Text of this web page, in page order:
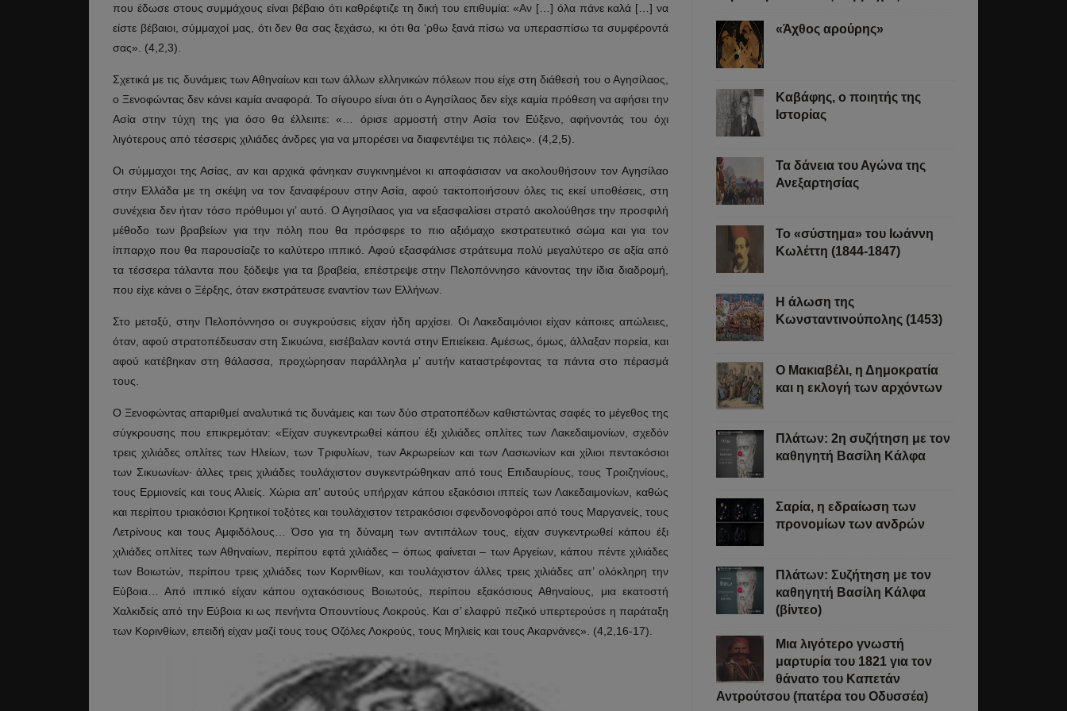
που έδωσε στους συμμάχους είναι βέβαιο ότι καθρέφτιζε τη δική του επιθυμία: «Αν […] όλα πάνε καλά […] να
είστε βέβαιοι, σύμμαχοί μας, ότι δεν θα σας ξεχάσω, κι ότι θα ‘ρθω ξανά πίσω να υπερασπίσω τα συμφέροντά
σας». (4,2,3).
Σχετικά με τις δυνάμεις των Αθηναίων και των άλλων ελληνικών πόλεων που είχε στη διάθεσή του ο Αγησίλαος,
ο Ξενοφώντας δεν κάνει καμία αναφορά. Το σίγουρο είναι ότι ο Αγησίλαος δεν είχε καμία πρόθεση να αφήσει την
Ασία στην τύχη της για όσο θα έλλειπε: «… όρισε αρμοστή στην Ασία τον Εύξενο, αφήνοντάς του όχι
λιγότερους από τέσσερις χιλιάδες άνδρες για να μπορέσει να διαφεντέψει τις πόλεις». (4,2,5).
Οι σύμμαχοι της Ασίας, αν και αρχικά φάνηκαν συγκινημένοι κι αποφάσισαν να ακολουθήσουν τον Αγησίλαο
στην Ελλάδα με τη σκέψη να τον ξαναφέρουν στην Ασία, αφού τακτοποιήσουν όλες τις εκεί υποθέσεις, στη
συνέχεια δεν ήταν τόσο πρόθυμοι γι’ αυτό. Ο Αγησίλαος για να εξασφαλίσει στρατό ακολούθησε την προσφιλή
μέθοδο των βραβείων για την πόλη που θα πρόσφερε το πιο αξιόμαχο εκστρατευτικό σώμα και για τον
ίππαρχο που θα παρουσίαζε το καλύτερο ιππικό. Αφού εξασφάλισε στράτευμα πολύ μεγαλύτερο σε αξία από
τα τέσσερα τάλαντα που ξόδεψε για τα βραβεία, επέστρεψε στην Πελοπόννησο κάνοντας την ίδια διαδρομή,
που είχε κάνει ο Ξέρξης, όταν εκστράτευσε εναντίον των Ελλήνων.
Στο μεταξύ, στην Πελοπόννησο οι συγκρούσεις είχαν ήδη αρχίσει. Οι Λακεδαιμόνιοι είχαν κάποιες απώλειες,
όταν, αφού στρατοπέδευσαν στη Σικυώνα, εισέβαλαν κοντά στην Επιείκεια. Αμέσως, όμως, άλλαξαν πορεία, και
αφού κατέβηκαν στη θάλασσα, προχώρησαν παράλληλα μ’ αυτήν καταστρέφοντας τα πάντα στο πέρασμά
τους.
Ο Ξενοφώντας απαριθμεί αναλυτικά τις δυνάμεις και των δύο στρατοπέδων καθιστώντας σαφές το μέγεθος της
σύγκρουσης που επικρεμόταν: «Είχαν συγκεντρωθεί κάπου έξι χιλιάδες οπλίτες των Λακεδαιμονίων, σχεδόν
τρεις χιλιάδες οπλίτες των Ηλείων, των Τριφυλίων, των Ακρωρείων και των Λασιωνίων και χίλιοι πεντακόσιοι
των Σικυωνίων· άλλες τρεις χιλιάδες τουλάχιστον συγκεντρώθηκαν από τους Επιδαυρίους, τους Τροιζηνίους,
τους Ερμιονείς και τους Αλιείς. Χώρια απ’ αυτούς υπήρχαν κάπου εξακόσιοι ιππείς των Λακεδαιμονίων, καθώς
και περίπου τριακόσιοι Κρητικοί τοξότες και τουλάχιστον τετρακόσιοι σφενδονοφόροι από τους Μαργανείς, τους
Λετρίνους και τους Αμφιδόλους… Όσο για τη δύναμη των αντιπάλων τους, είχαν συγκεντρωθεί κάπου έξι
χιλιάδες οπλίτες των Αθηναίων, περίπου εφτά χιλιάδες – όπως φαίνεται – των Αργείων, κάπου πέντε χιλιάδες
των Βοιωτών, περίπου τρεις χιλιάδες των Κορινθίων, και τουλάχιστον άλλες τρεις χιλιάδες απ’ ολόκληρη την
Εύβοια… Από ιππικό είχαν κάπου οχτακόσιους Βοιωτούς, περίπου εξακόσιους Αθηναίους, μια εκατοστή
Χαλκιδείς από την Εύβοια κι ως πενήντα Οπουντίους Λοκρούς. Και σ’ ελαφρύ πεζικό υπερτερούσε η παράταξη
των Κορινθίων, επειδή είχαν μαζί τους τους Οζόλες Λοκρούς, τους Μηλιείς και τους Ακαρνάνες». (4,2,16-17).
«Άχθος αρούρης»
Καβάφης, ο ποιητής της
Ιστορίας
Τα δάνεια του Αγώνα της
Ανεξαρτησίας
Το «σύστημα» του Ιωάννη
Κωλέττη (1844-1847)
Η άλωση της
Κωνσταντινούπολης (1453)
Ο Μακιαβέλι, η Δημοκρατία
και η εκλογή των αρχόντων
Πλάτων: 2η συζήτηση με τον
καθηγητή Βασίλη Κάλφα
Σαρία, η εδραίωση των
προνομίων των ανδρών
Πλάτων: Συζήτηση με τον
καθηγητή Βασίλη Κάλφα
(βίντεο)
Μια λιγότερο γνωστή
μαρτυρία του 1821 για τον
θάνατο του Καπετάν
Αντρούτσου (πατέρα του Οδυσσέα)